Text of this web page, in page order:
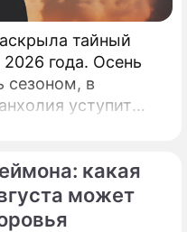
тайный
2026 года. Осень
сезоном, в
уступит
полезным
какая
может